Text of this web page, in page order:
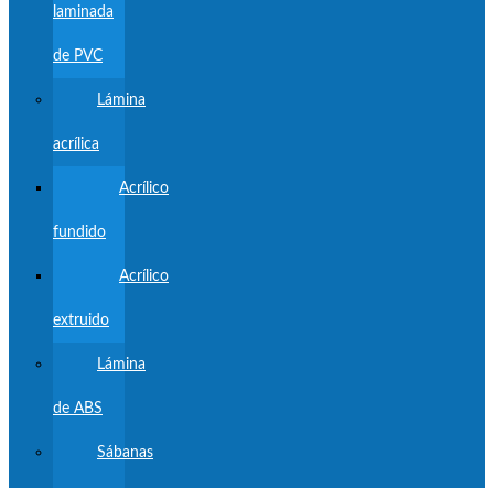
laminada
de PVC
Lámina
acrílica
Acrílico
fundido
Acrílico
extruido
Lámina
de ABS
Sábanas